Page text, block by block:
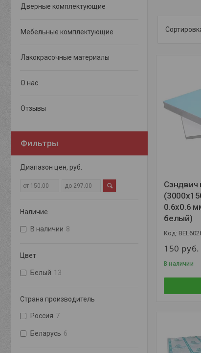
Сэндвич
0.6х0.6
белый)
150 руб.
В наличии
Дверные комплектующие
Мебельные комплектующие
Лакокрасочные материалы
О нас
Отзывы
Фильтры
Диапазон цен, руб.
Наличие
В наличии 8
Цвет
Белый 13
Страна производитель
Россия 7
Беларусь 6